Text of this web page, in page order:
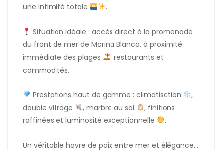
une intimité totale
.
Situation idéale : accès direct à la promenade
du front de mer de Marina Blanca, à proximité
immédiate des plages
, restaurants et
commodités.
Prestations haut de gamme : climatisation
,
double vitrage
, marbre au sol
, finitions
raffinées et luminosité exceptionnelle
.
Un véritable havre de paix entre mer et élégance…